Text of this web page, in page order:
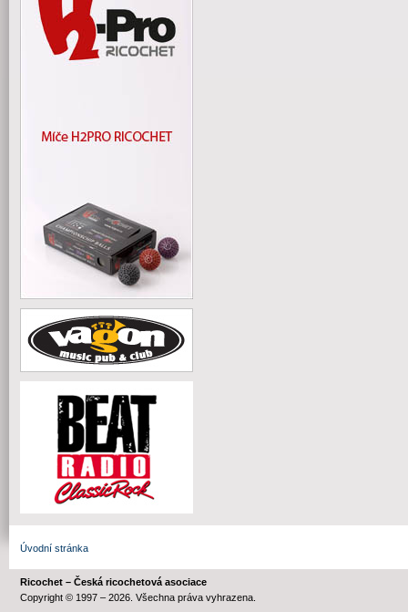
Úvodní stránka
Ricochet – Česká ricochetová asociace
Copyright © 1997 – 2026. Všechna práva vyhrazena.